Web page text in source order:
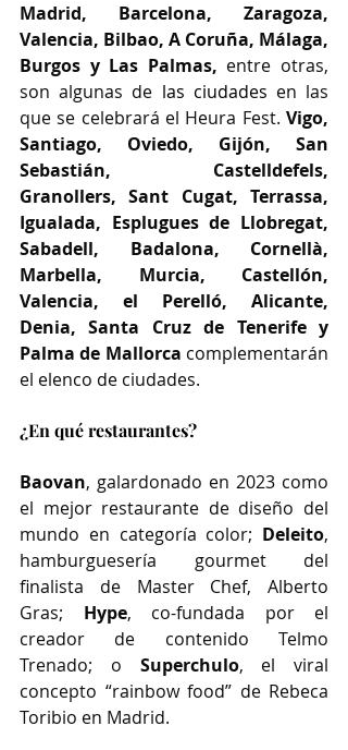
Madrid, Barcelona, Zaragoza,
Valencia, Bilbao, A Coruña, Málaga,
Burgos y Las Palmas, entre otras,
son algunas de las ciudades en las
que se celebrará el Heura Fest. Vigo,
Santiago, Oviedo, Gijón, San
Sebastián, Castelldefels,
Granollers, Sant Cugat, Terrassa,
Igualada, Esplugues de Llobregat,
Sabadell, Badalona, Cornellà,
Marbella, Murcia, Castellón,
Valencia, el Perelló, Alicante,
Denia, Santa Cruz de Tenerife y
Palma de Mallorca complementarán
el elenco de ciudades.
¿En qué restaurantes?
Baovan, galardonado en 2023 como
el mejor restaurante de diseño del
mundo en categoría color; Deleito,
hamburguesería gourmet del
finalista de Master Chef, Alberto
Gras; Hype, co-fundada por el
creador de contenido Telmo
Trenado; o Superchulo, el viral
concepto “rainbow food” de Rebeca
Toribio en Madrid.